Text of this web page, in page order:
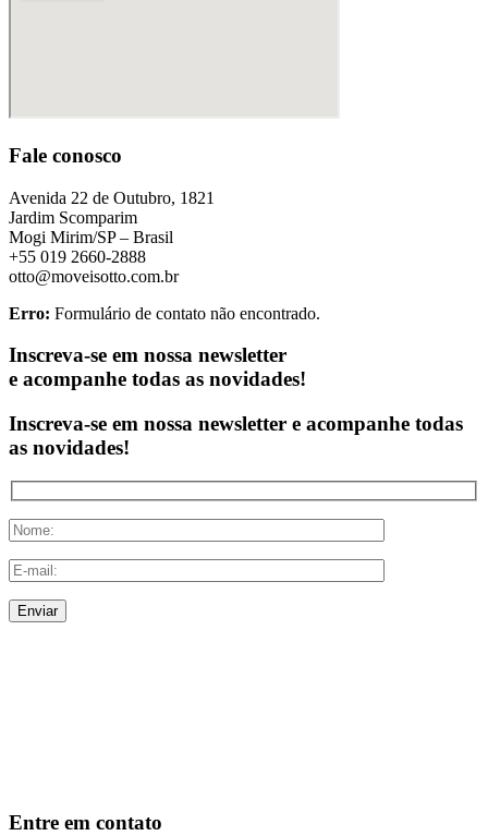
Fale conosco
Avenida 22 de Outubro, 1821
Jardim Scomparim
Mogi Mirim/SP – Brasil
+55 019 2660-2888
otto@moveisotto.com.br
Erro: Formulário de contato não encontrado.
Inscreva-se em nossa newsletter
e acompanhe todas as novidades!
Inscreva-se em nossa newsletter e acompanhe todas
as novidades!
Enviar
Entre em contato